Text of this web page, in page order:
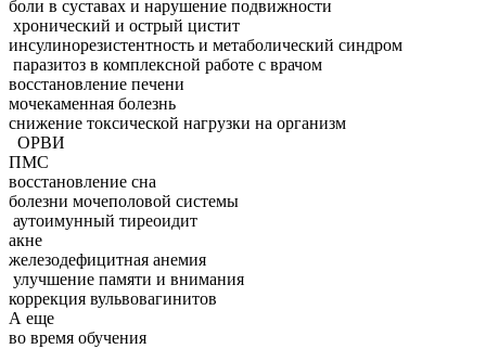
боли в суставах и нарушение подвижности
хронический и острый цистит
инсулинорезистентность и метаболический синдром
паразитоз в комплексной работе с врачом
восстановление печени
мочекаменная болезнь
снижение токсической нагрузки на организм
ОРВИ
ПМС
восстановление сна
болезни мочеполовой системы
аутоимунный тиреоидит
акне
железодефицитная анемия
улучшение памяти и внимания
коррекция вульвовагинитов
А еще
во время обучения